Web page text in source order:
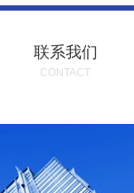
联系我们
CONTACT